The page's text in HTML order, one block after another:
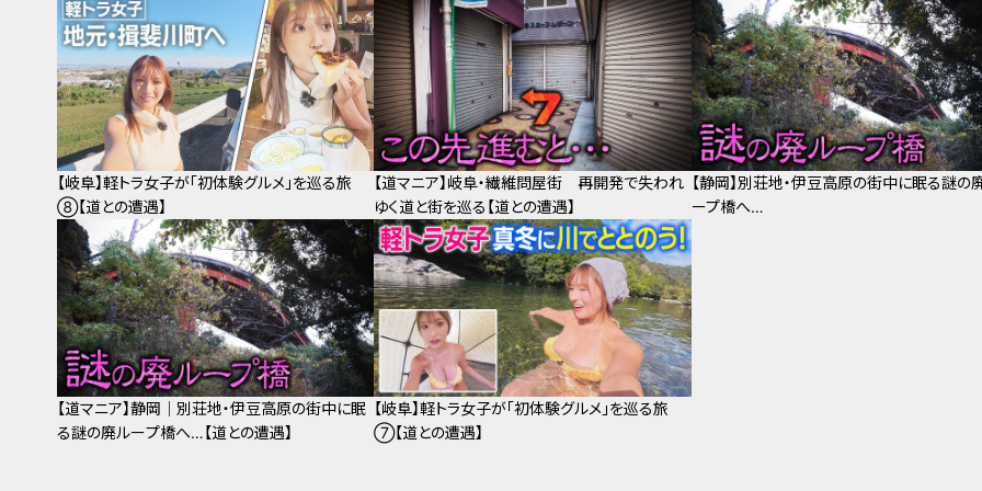
【岐阜】軽トラ女子が「初体験グルメ」を巡る旅
⑧【道との遭遇】
【道マニア】岐阜・繊維問屋街 再開発で失われ
ゆく道と街を巡る【道との遭遇】
【静岡】別荘地・伊豆高原の街中に眠る謎の
ープ橋へ…
【道マニア】静岡｜別荘地・伊豆高原の街中に眠
る謎の廃ループ橋へ…【道との遭遇】
【岐阜】軽トラ女子が「初体験グルメ」を巡る旅
⑦【道との遭遇】